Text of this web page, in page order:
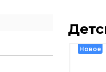
Новое
Новое